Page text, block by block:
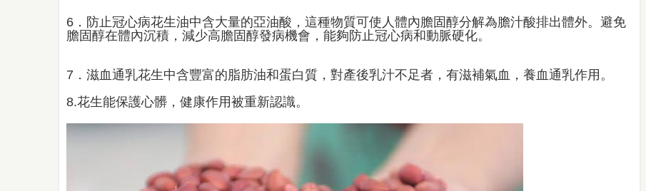
6．防止冠心病花生油中含大量的亞油酸，這種物質可使人體內膽固醇分解為膽汁酸排出體外。避免
膽固醇在體內沉積，減少高膽固醇發病機會，能夠防止冠心病和動脈硬化。
7．滋血通乳花生中含豐富的脂肪油和蛋白質，對產後乳汁不足者，有滋補氣血，養血通乳作用。
8.花生能保護心髒，健康作用被重新認識。